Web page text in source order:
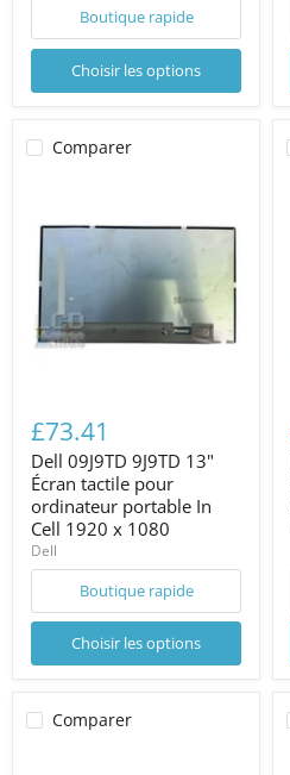
Boutique rapide
Choisir les options
Comparer
£73.41
Dell 09J9TD 9J9TD 13"
Écran tactile pour
ordinateur portable In
Cell 1920 x 1080
Dell
Boutique rapide
Choisir les options
Comparer